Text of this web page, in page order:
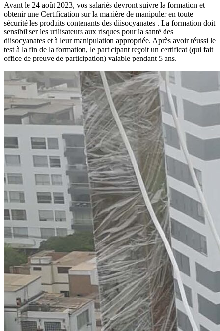
Avant le 24 août 2023, vos salariés devront suivre la formation et
obtenir une Certification sur la manière de manipuler en toute
sécurité les produits contenants des diisocyanates . La formation doit
sensibiliser les utilisateurs aux risques pour la santé des
diisocyanates et à leur manipulation appropriée. Après avoir réussi le
test à la fin de la formation, le participant reçoit un certificat (qui fait
office de preuve de participation) valable pendant 5 ans.